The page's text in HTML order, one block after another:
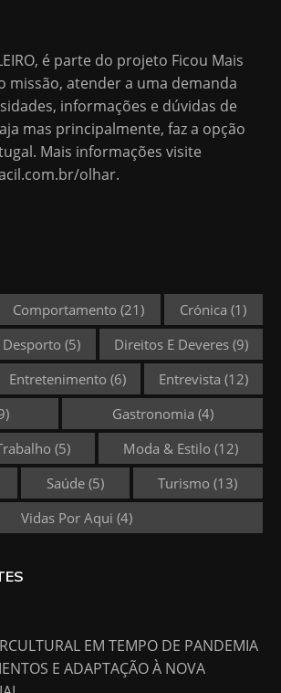
é parte do projeto Ficou Mais
missão, atender a uma demanda
informações e dúvidas de
mas principalmente, faz a opção
Mais informações visite
olhar.
Comportamento (21) Crónica (1)
Desporto (5) Direitos E Deveres(9)
Entretenimento (6) Entrevista (12)
Gastronomia (4)
(5) Moda & Estilo (12)
Saúde(5) Turismo (13)
Vidas Por Aqui (4)
EM TEMPO DE PANDEMIA
E ADAPTAÇÃO À NOVA